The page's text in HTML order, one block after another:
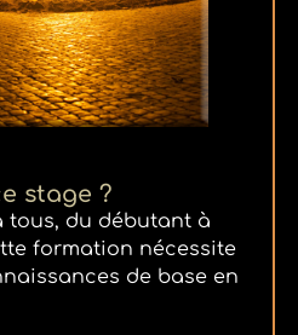
stage ?
tous, du débutant à
formation nécessite
de base en